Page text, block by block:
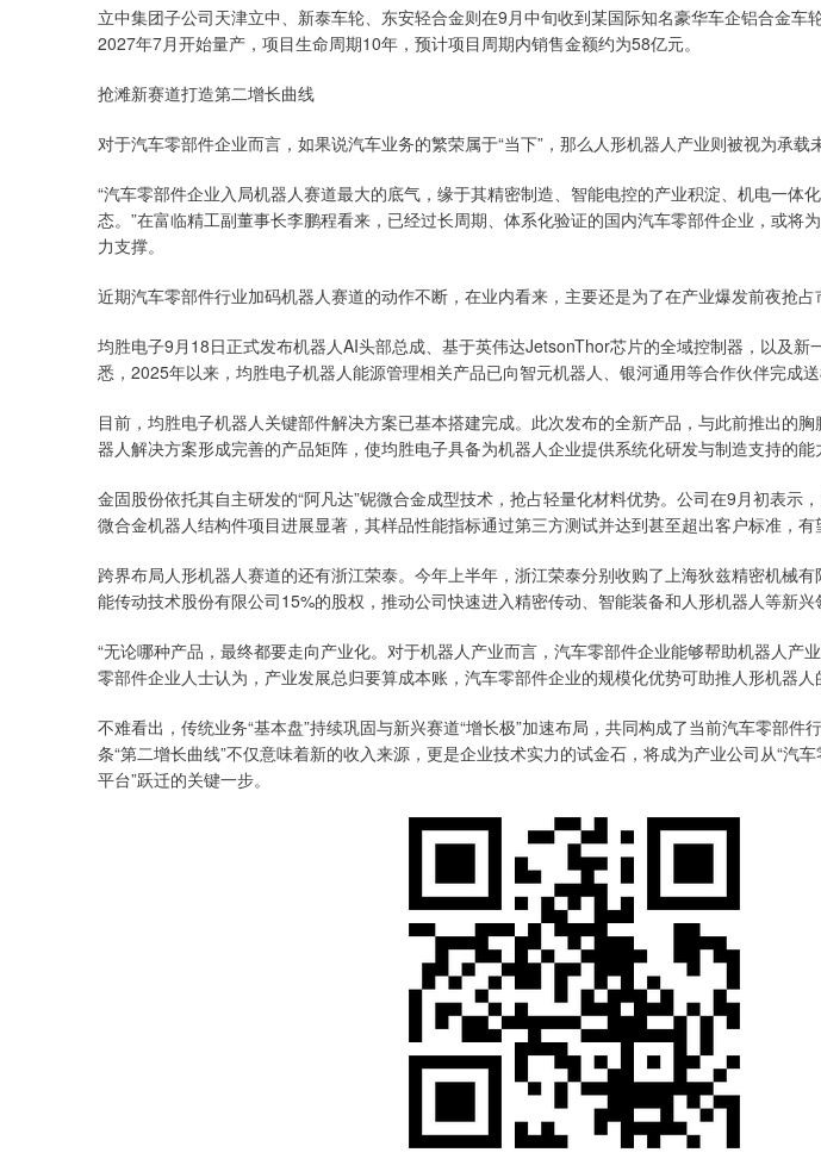
立中集团子公司天津立中、新泰车轮、东安轻合金则在9月中旬收到某国际知名豪华车企铝合金车
2027年7月开始量产，项目生命周期10年，预计项目周期内销售金额约为58亿元。
抢滩新赛道打造第二增长曲线
对于汽车零部件企业而言，如果说汽车业务的繁荣属于“当下”，那么人形机器人产业则被视为承载未
“汽车零部件企业入局机器人赛道最大的底气，缘于其精密制造、智能电控的产业积淀、机电一体
态。”在富临精工副董事长李鹏程看来，已经过长周期、体系化验证的国内汽车零部件企业，或将
力支撑。
近期汽车零部件行业加码机器人赛道的动作不断，在业内看来，主要还是为了在产业爆发前夜抢占
均胜电子9月18日正式发布机器人AI头部总成、基于英伟达JetsonThor芯片的全域控制器，以及新
悉，2025年以来，均胜电子机器人能源管理相关产品已向智元机器人、银河通用等合作伙伴完成送
目前，均胜电子机器人关键部件解决方案已基本搭建完成。此次发布的全新产品，与此前推出的
器人解决方案形成完善的产品矩阵，使均胜电子具备为机器人企业提供系统化研发与制造支持的能
金固股份依托其自主研发的“阿凡达”铌微合金成型技术，抢占轻量化材料优势。公司在9月初表示
微合金机器人结构件项目进展显著，其样品性能指标通过第三方测试并达到甚至超出客户标准，有
跨界布局人形机器人赛道的还有浙江荣泰。今年上半年，浙江荣泰分别收购了上海狄兹精密机械
能传动技术股份有限公司15%的股权，推动公司快速进入精密传动、智能装备和人形机器人等新兴
“无论哪种产品，最终都要走向产业化。对于机器人产业而言，汽车零部件企业能够帮助机器人产
零部件企业人士认为，产业发展总归要算成本账，汽车零部件企业的规模化优势可助推人形机器人
不难看出，传统业务“基本盘”持续巩固与新兴赛道“增长极”加速布局，共同构成了当前汽车零部件
条“第二增长曲线”不仅意味着新的收入来源，更是企业技术实力的试金石，将成为产业公司从“汽
平台”跃迁的关键一步。